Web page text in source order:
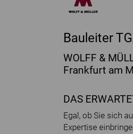
Bauleiter
WOLFF &
Frankfurt am
DAS
Egal, ob Sie sich
Expertise